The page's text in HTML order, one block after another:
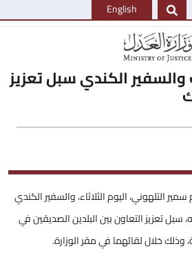
English
والسفير الكندي سبل تعزيز
التلهوني، اليوم الثلاثاء، والسفير الكندي
سبل تعزيز التعاون بين البلدين الصديقين في
وذلك خلال لقائهما في مقر الوزارة.